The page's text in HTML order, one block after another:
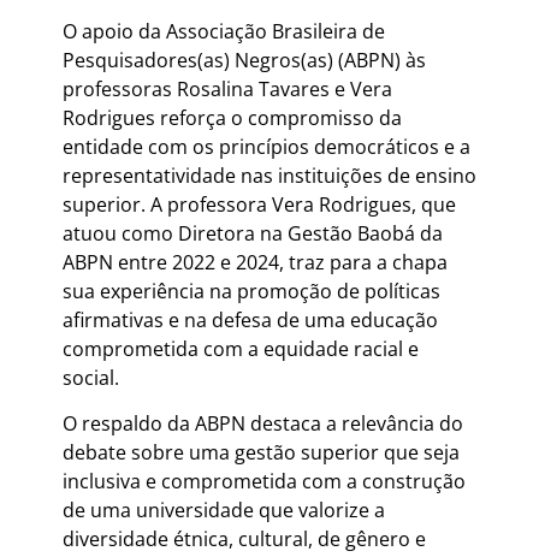
O apoio da Associação Brasileira de
Pesquisadores(as) Negros(as) (ABPN) às
professoras Rosalina Tavares e Vera
Rodrigues reforça o compromisso da
entidade com os princípios democráticos e a
representatividade nas instituições de ensino
superior. A professora Vera Rodrigues, que
atuou como Diretora na Gestão Baobá da
ABPN entre 2022 e 2024, traz para a chapa
sua experiência na promoção de políticas
afirmativas e na defesa de uma educação
comprometida com a equidade racial e
social.
O respaldo da ABPN destaca a relevância do
debate sobre uma gestão superior que seja
inclusiva e comprometida com a construção
de uma universidade que valorize a
diversidade étnica, cultural, de gênero e